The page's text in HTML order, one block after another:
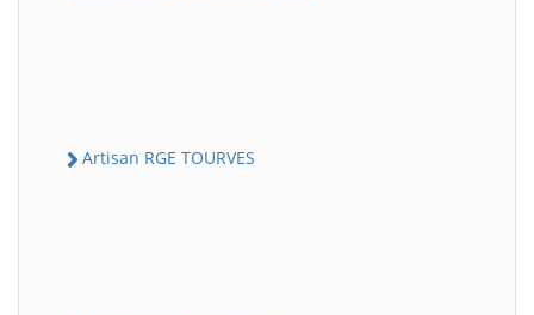
Artisan RGE TOURVES